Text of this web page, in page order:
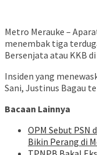
Metro Merauke –
menembak tiga
Bersenjata atau KKB
Insiden yang
Sani, Justinus Bagau
Bacaan Lainnya
OPM Sebut PSN
Bikin Perang di